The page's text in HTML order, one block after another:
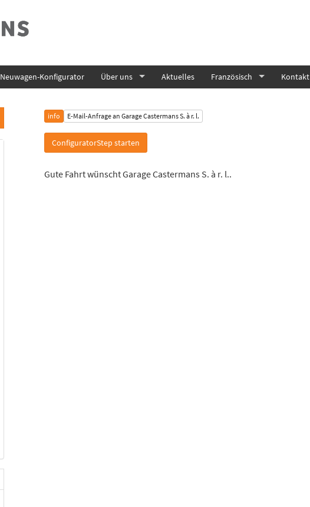
Neuwagen-Konfigurator Über uns Aktuelles Französisch Kontakt
info E-Mail-Anfrage an Garage Castermans S. à r. l.
ConfiguratorStep starten
Gute Fahrt wünscht Garage Castermans S. à r. l..